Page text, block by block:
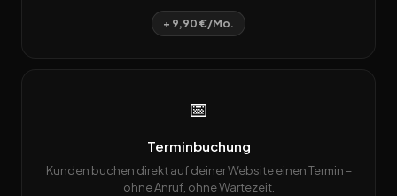
+ 9,90 €/Mo.
📅
Terminbuchung
Kunden buchen direkt auf deiner Website einen Termin –
ohne Anruf, ohne Wartezeit.